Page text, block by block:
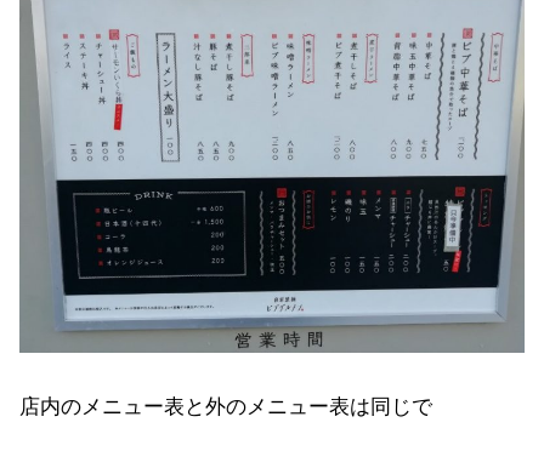
店内のメニュー表と外のメニュー表は同じで